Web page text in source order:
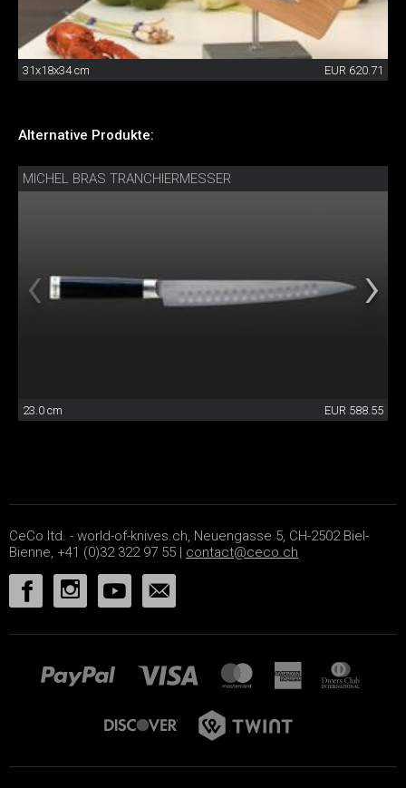
31x18x34 cm EUR 620.71
Alternative Produkte:
MICHEL BRAS TRANCHIERMESSER
23.0 cm EUR 588.55
CeCo ltd. - world-of-knives.ch, Neuengasse 5, CH-2502 Biel-
Bienne, +41 (0)32 322 97 55 | contact@ceco.ch